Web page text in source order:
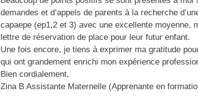
demandes et d’appels de parents à la recherche
capaepe (ep1,2 et 3) avec une excellente moyenne,
lettre de réservation de place pour leur futur enfant.
Une fois encore, je tiens à exprimer ma gratitude
qui ont grandement enrichi mon expérience
Bien cordialement,
Zina B Assistante Maternelle (Apprenante en